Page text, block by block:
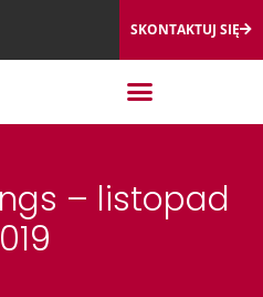
SKONTAKTUJ SIĘ
– listopad